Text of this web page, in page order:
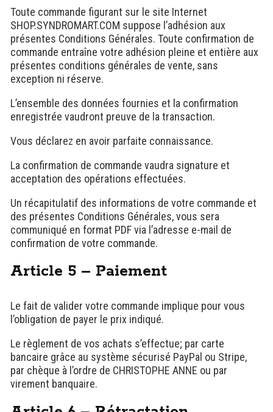
Toute commande figurant sur le site Internet
SHOP.SYNDROMART.COM suppose l’adhésion aux
présentes Conditions Générales. Toute confirmation de
commande entraîne votre adhésion pleine et entière aux
présentes conditions générales de vente, sans
exception ni réserve.
L’ensemble des données fournies et la confirmation
enregistrée vaudront preuve de la transaction.
Vous déclarez en avoir parfaite connaissance.
La confirmation de commande vaudra signature et
acceptation des opérations effectuées.
Un récapitulatif des informations de votre commande et
des présentes Conditions Générales, vous sera
communiqué en format PDF via l’adresse e-mail de
confirmation de votre commande.
Article 5 – Paiement
Le fait de valider votre commande implique pour vous
l’obligation de payer le prix indiqué.
Le règlement de vos achats s’effectue; par carte
bancaire grâce au système sécurisé PayPal ou Stripe,
par chèque à l’ordre de CHRISTOPHE ANNE ou par
virement banquaire.